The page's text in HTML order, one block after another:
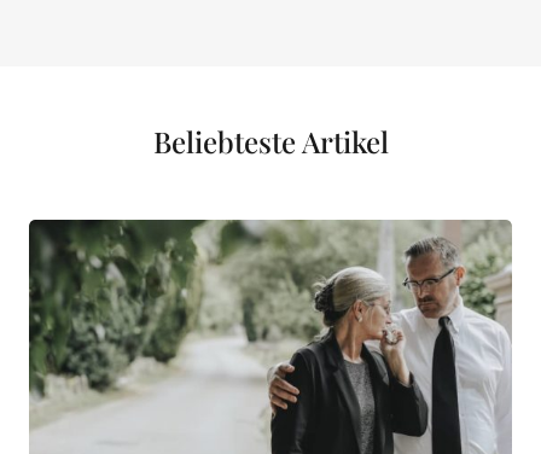
Beliebteste Artikel